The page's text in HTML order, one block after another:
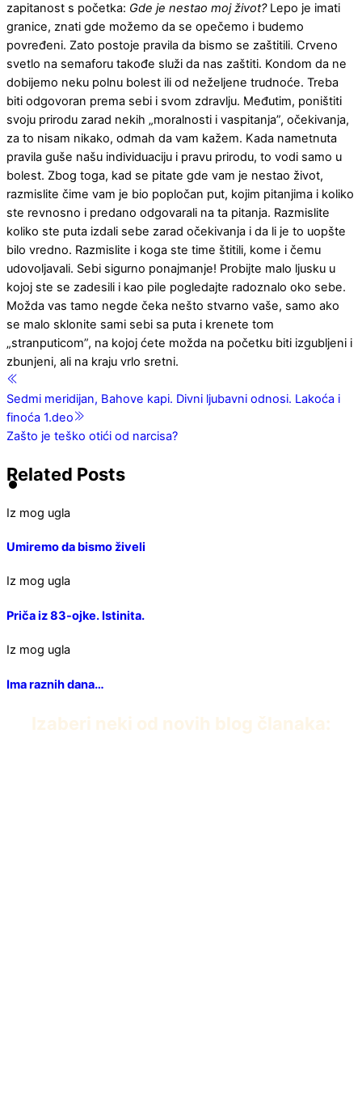
zapitanost s početka: Gde je nestao moj život?Lepo je imati
granice, znati gde možemo da se opečemo i budemo
povređeni. Zato postoje pravila da bismo se zaštitili. Crveno
svetlo na semaforu takođe služi da nas zaštiti. Kondom da ne
dobijemo neku polnu bolest ili od neželjene trudnoće. Treba
biti odgovoran prema sebi i svom zdravlju. Međutim, poništiti
svoju prirodu zarad nekih „moralnosti i vaspitanja”, očekivanja,
za to nisam nikako, odmah da vam kažem. Kada nametnuta
pravila guše našu individuaciju i pravu prirodu, to vodi samo u
bolest. Zbog toga, kad se pitate gde vam je nestao život,
razmislite čime vam je bio popločan put, kojim pitanjima i koliko
ste revnosno i predano odgovarali na ta pitanja. Razmislite
koliko ste puta izdali sebe zarad očekivanja i da li je to uopšte
bilo vredno. Razmislite i koga ste time štitili, kome i čemu
udovoljavali. Sebi sigurno ponajmanje! Probijte malo ljusku u
kojoj ste se zadesili i kao pile pogledajte radoznalo oko sebe.
Možda vas tamo negde čeka nešto stvarno vaše, samo ako
se malo sklonite sami sebi sa puta i krenete tom
„stranputicom”, na kojoj ćete možda na početku biti izgubljeni i
zbunjeni, ali na kraju vrlo sretni.
Sedmi meridijan, Bahove kapi. Divni ljubavni odnosi. Lakoća i
finoća 1.deo
Zašto je teško otići od narcisa?
Related Posts
Iz mog ugla
Umiremo da bismo živeli
Iz mog ugla
Priča iz 83-ojke. Istinita.
Iz mog ugla
Ima raznih dana…
Izaberi neki od novih blog članaka: